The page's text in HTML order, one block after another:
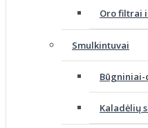
Oro filtrai
Smulkintuvai
Kaladėlių